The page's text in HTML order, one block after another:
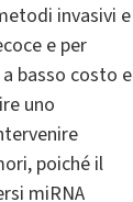
invasivi e
e per
basso costo e
uno
poiché il
miRNA